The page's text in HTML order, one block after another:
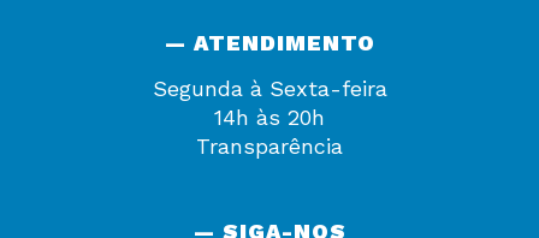
— ATENDIMENTO
Segunda à Sexta-feira
14h às 20h
Transparência
— SIGA-NOS